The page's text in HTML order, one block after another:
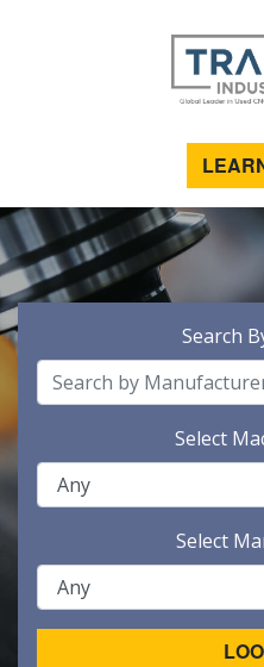
Search
Select
Select